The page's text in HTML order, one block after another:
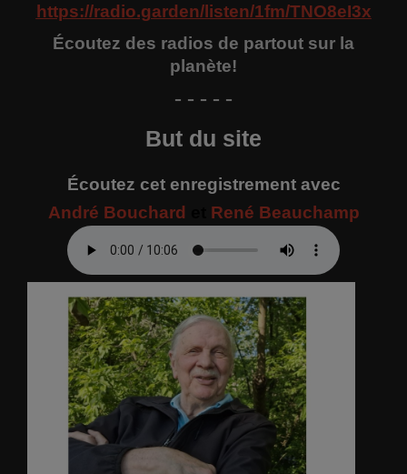
https://radio.garden/listen/1fm/TNO8eI3x
Écoutez des radios de partout sur la
planète!
- - - - -
But du site
Écoutez cet enregistrement avec
André Bouchard
René Beauchamp